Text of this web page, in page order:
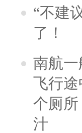
“不建
了！
南航
飞行途
个厕
汁